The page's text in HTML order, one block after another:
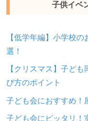
子供イベ
【低学年編】小学校
選！
【クリスマス】子ど
び方のポイント
子ども会におすすめ！
子ども会にピッタリ！